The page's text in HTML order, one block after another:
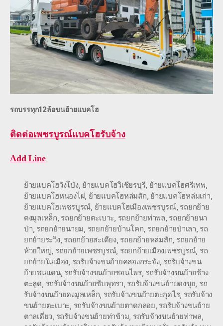
รถบรรทุก12ล้อขนย้ายแบคโฮ
ติดต่อเพชรบูรณ์แบคโฮรับจ้าง
Add Line
ย้ายแบคโฮวังโป่ง, ย้ายแบคโฮวิเชียรบุรี, ย้ายแบคโฮศรีเทพ,
ย้ายแบคโฮหนองไผ่, ย้ายแบคโฮหล่มสัก, ย้ายแบคโฮหล่มเก่า,
ย้ายแบคโฮเพชรบูรณ์, ย้ายแบคโฮเมืองเพชรบูรณ์, รถยกย้าย
ดงมูลเหล็ก, รถยกย้ายตะเบาะ, รถยกย้ายท่าพล, รถยกย้ายนา
ป่า, รถยกย้ายนายม, รถยกย้ายบ้านโคก, รถยกย้ายป่าเลา, รถ
ยกย้ายระวิง, รถยกย้ายสะเดียง, รถยกย้ายหล่มสัก, รถยกย้าย
ห้วยใหญ่, รถยกย้ายเพชรบูรณ์, รถยกย้ายเมืองเพชรบูรณ์, รถ
ยกย้ายในเมือง, รถรับจ้างขนย้ายคลองกระจัง, รถรับจ้างขน
ย้ายชนแดน, รถรับจ้างขนย้ายชอนไพร, รถรับจ้างขนย้ายช้าง
ตะลูด, รถรับจ้างขนย้ายซับพุทรา, รถรับจ้างขนย้ายดงขุย, รถ
รับจ้างขนย้ายดงมูลเหล็ก, รถรับจ้างขนย้ายตะกุดไร, รถรับจ้าง
ขนย้ายตะเบาะ, รถรับจ้างขนย้ายตาดกลอย, รถรับจ้างขนย้าย
ตาลเดี่ยว, รถรับจ้างขนย้ายท่าข้าม, รถรับจ้างขนย้ายท่าพล,